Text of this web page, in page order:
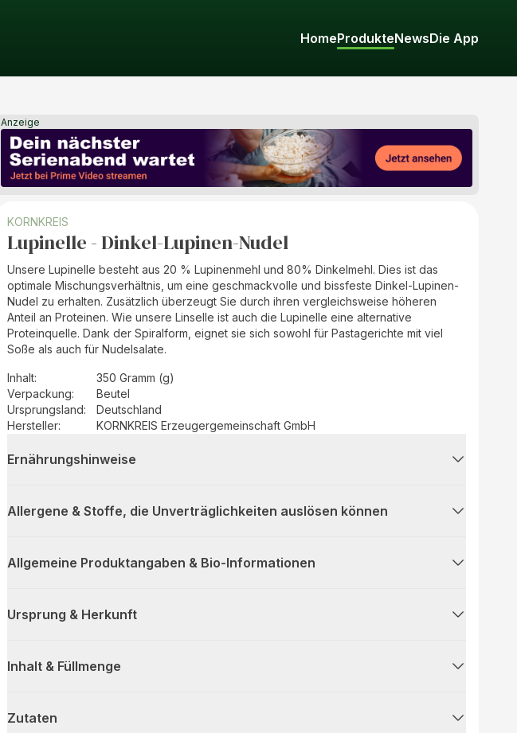
HomeProdukteNewsDie App
Anzeige
KORNKREIS
Lupinelle - Dinkel-Lupinen-Nudel
Unsere Lupinelle besteht aus 20 % Lupinenmehl und 80% Dinkelmehl. Dies ist das
optimale Mischungsverhältnis, um eine geschmackvolle und bissfeste Dinkel-Lupinen-
Nudel zu erhalten. Zusätzlich überzeugt Sie durch ihren vergleichsweise höheren
Anteil an Proteinen. Wie unsere Linselle ist auch die Lupinelle eine alternative
Proteinquelle. Dank der Spiralform, eignet sie sich sowohl für Pastagerichte mit viel
Soße als auch für Nudelsalate.
Inhalt:
350 Gramm (g)
Verpackung:
Beutel
Ursprungsland:
Deutschland
Hersteller: KORNKREIS Erzeugergemeinschaft GmbH
Ernährungshinweise
Allergene & Stoffe, die Unverträglichkeiten auslösen können
Allgemeine Produktangaben & Bio-Informationen
Ursprung & Herkunft
Inhalt & Füllmenge
Zutaten